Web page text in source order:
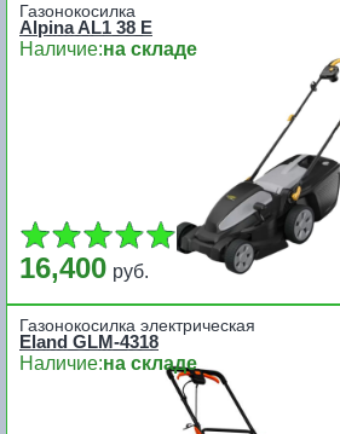
Газонокосилка
Alpina AL1 38 E
Наличие:на складе
16,400 руб.
Газонокосилка электрическая
Eland GLM-4318
Наличие:на складе